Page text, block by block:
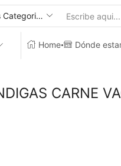
Home Dónde
CARNE